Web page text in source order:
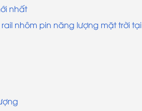
nhất
nhôm pin năng lượng mặt trời tại